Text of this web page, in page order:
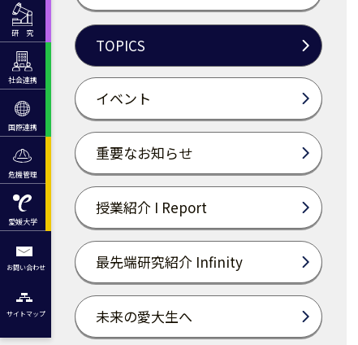
研 究
社会連携
国際連携
危機管理
愛媛大学
お問い合わせ
サイトマップ
TOPICS
イベント
重要なお知らせ
授業紹介 I Report
最先端研究紹介 Infinity
未来の愛大生へ